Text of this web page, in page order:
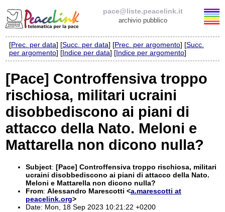
pace@liste.peacelink.it
archivio pubblico
Elenco delle liste
Iscrizione / Cancellazione
Policy delle liste di PeaceLink
Informativa sulla privacy
Richieste di rimozione
[Prec. per data] [Succ. per data] [Prec. per argomento] [Succ.
per argomento] [Indice per data] [Indice per argomento]
[Pace] Controffensiva troppo
rischiosa, militari ucraini
disobbediscono ai piani di
attacco della Nato. Meloni e
Mattarella non dicono nulla?
Subject: [Pace] Controffensiva troppo rischiosa, militari
ucraini disobbediscono ai piani di attacco della Nato.
Meloni e Mattarella non dicono nulla?
From: Alessandro Marescotti <a.marescotti at
peacelink.org>
Date: Mon, 18 Sep 2023 10:21:22 +0200